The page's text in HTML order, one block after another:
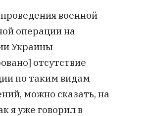
военной
операции на
Украины
отсутствие
по таким видам
можно сказать, на
я уже говорил в